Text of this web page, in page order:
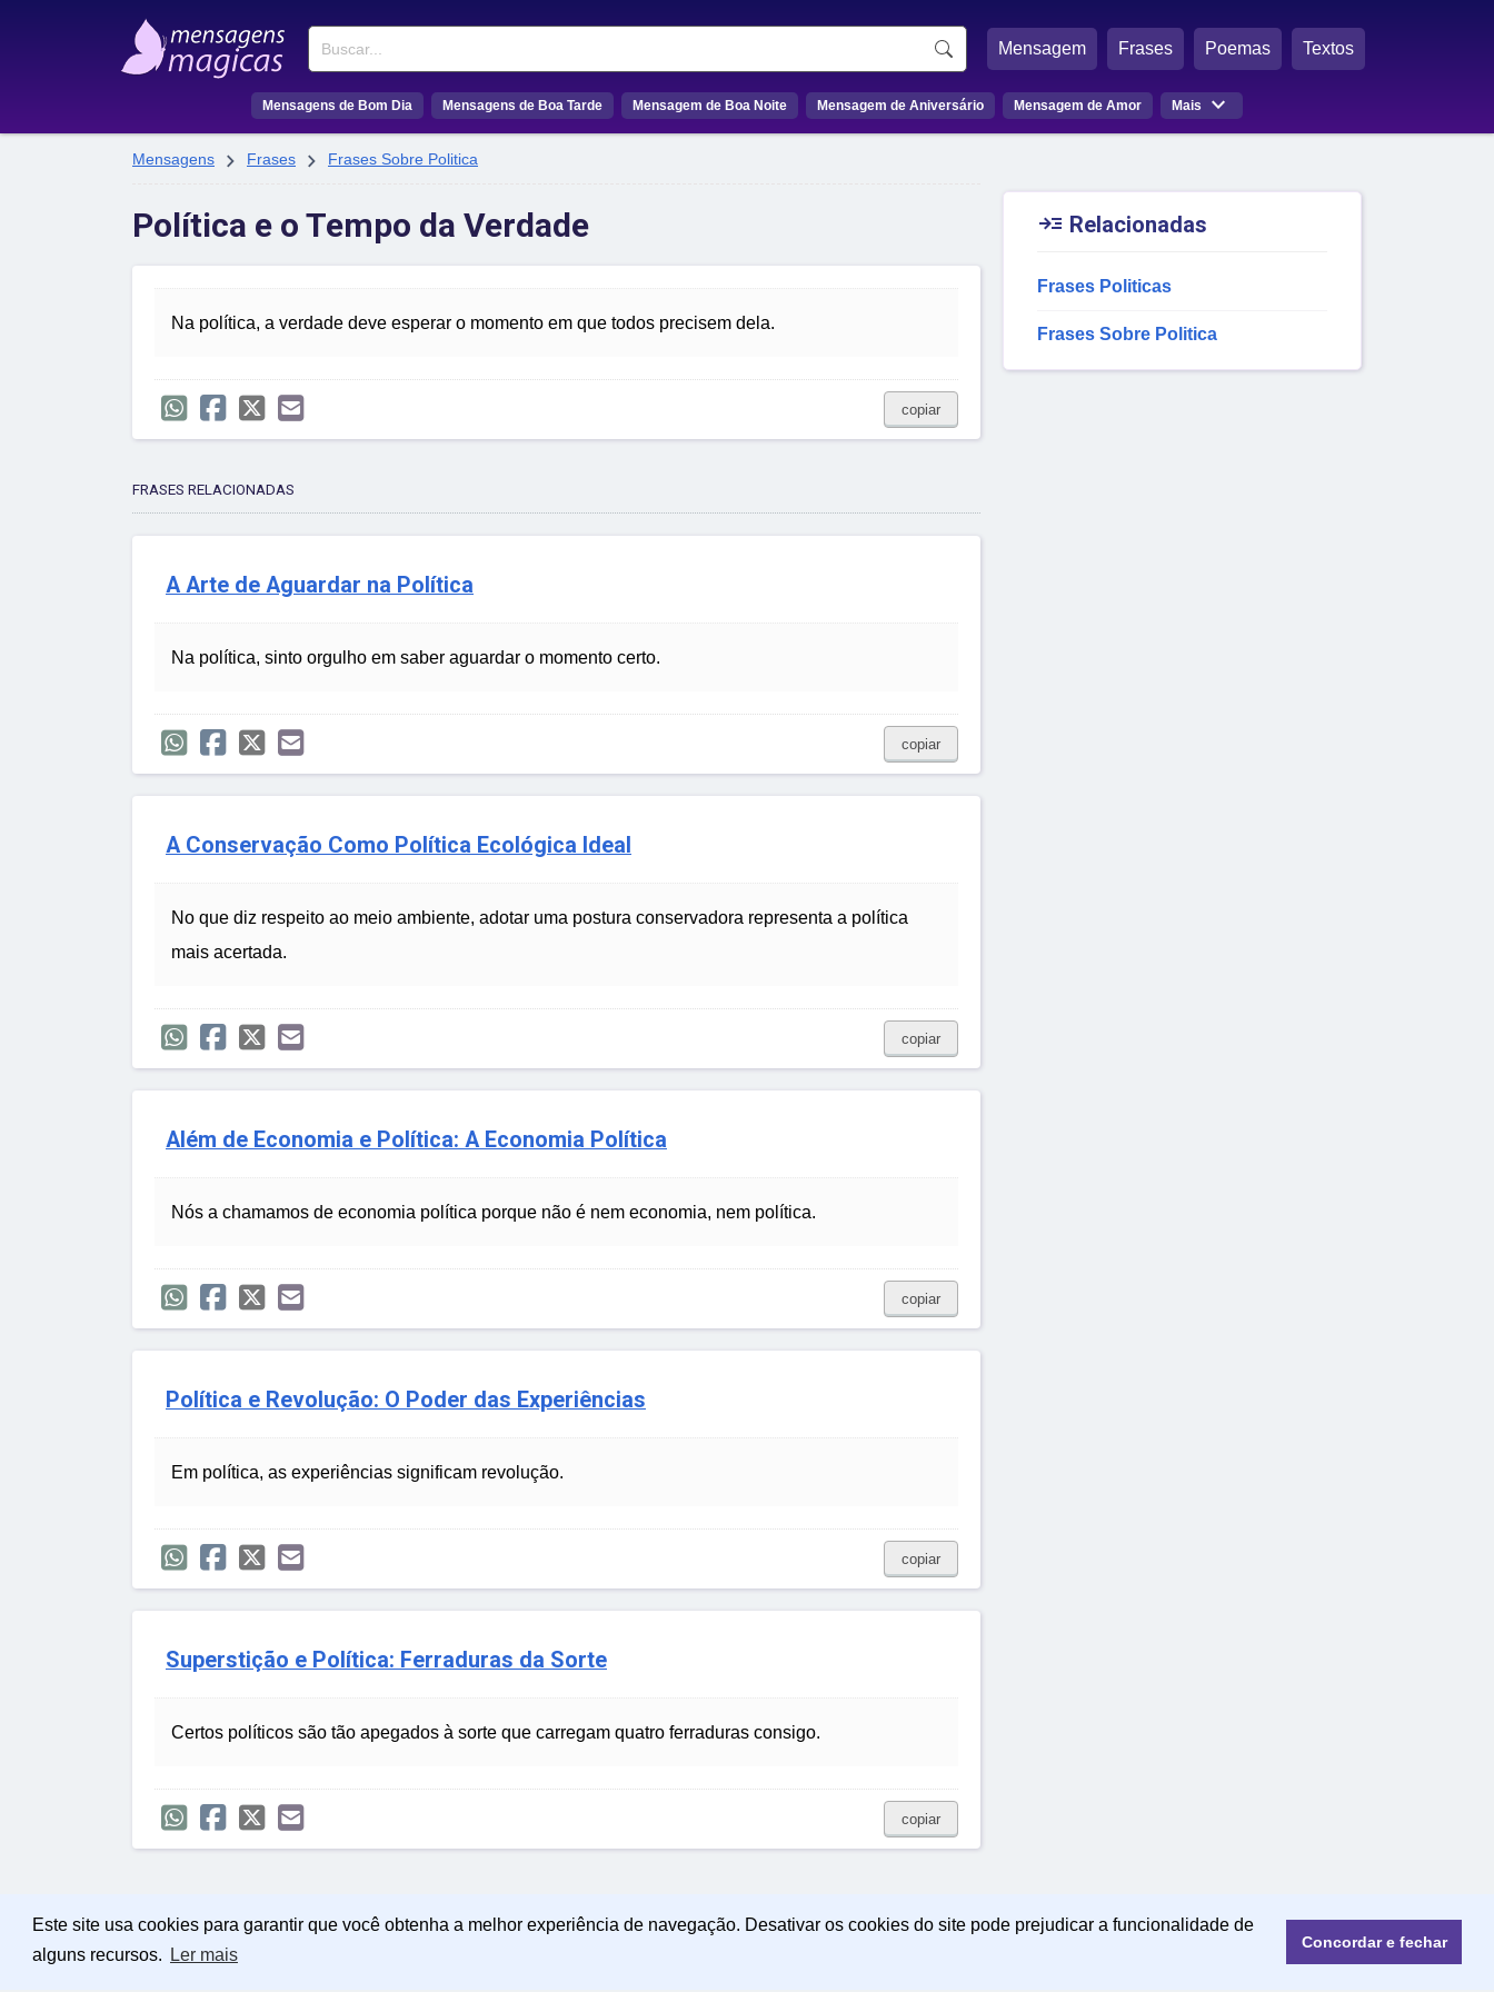
Este site usa cookies para garantir que você obtenha a melhor experiência de navegação. Desativar os cookies do site pode prejudicar a funcionalidade de
alguns recursos.
Ler mais
Concordar e fechar
Buscar Mensagem Frases Poemas Textos
Mensagens de Bom Dia Mensagens de Boa Tarde Mensagem de Boa Noite Mensagem de Aniversário Mensagem de Amor Mais 
Mensagens  Frases  Frases Sobre Politica
Política e o Tempo da Verdade
Na política, a verdade deve esperar o momento em que todos precisem dela.
copiar
FRASES RELACIONADAS
A Arte de Aguardar na Política
Na política, sinto orgulho em saber aguardar o momento certo.
copiar
A Conservação Como Política Ecológica Ideal
No que diz respeito ao meio ambiente, adotar uma postura conservadora representa a política
mais acertada.
copiar
Além de Economia e Política: A Economia Política
Nós a chamamos de economia política porque não é nem economia, nem política.
copiar
Política e Revolução: O Poder das Experiências
Em política, as experiências significam revolução.
copiar
Superstição e Política: Ferraduras da Sorte
Certos políticos são tão apegados à sorte que carregam quatro ferraduras consigo.
copiar
 Relacionadas
Frases Politicas
Frases Sobre Politica